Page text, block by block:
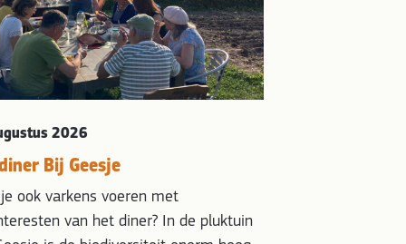
2026
Bij Geesje
ook varkens voeren met
van het diner? In de pluktuin